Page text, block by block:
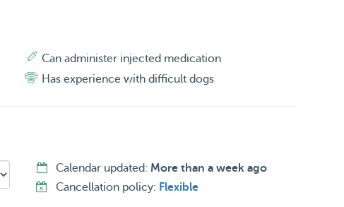
jaren hebben we ook nog andere kleinere dieren
gedrag, wat weer heel nuttig kan zijn. Tot nu toe heb
die op mijn straat leven. Dus heb ik veel
ook over deze app.
dieren in mijn huis.
Can administer injected medication
Has experience with difficult dogs
Calendar updated: More than a week ago
Cancellation policy: Flexible